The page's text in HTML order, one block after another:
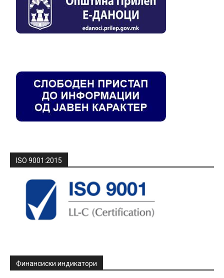
ISO 9001:2015
Финансиски индикатори